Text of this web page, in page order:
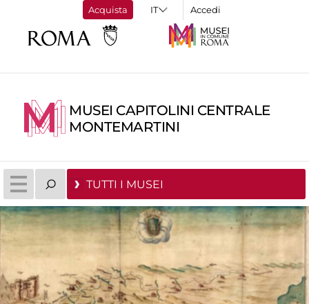
Acquista Accedi
MUSEI CAPITOLINI CENTRALE
MONTEMARTINI
TUTTI I MUSEI